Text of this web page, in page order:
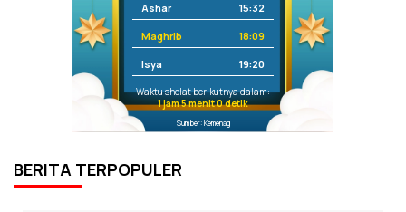
Ashar 15:32
Maghrib 18:09
Isya 19:20
Waktu sholat berikutnya dalam:
1 jam 5 menit 0 detik
Sumber: Kemenag
BERITA TERPOPULER